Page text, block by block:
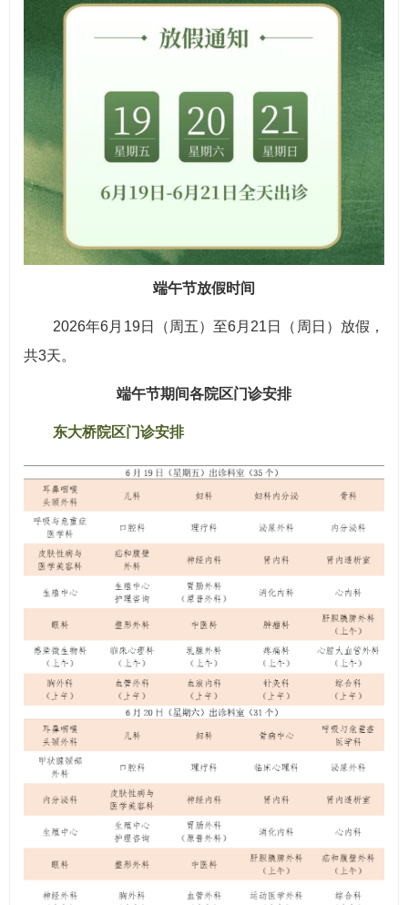
端午节放假时间
2026年6月19日（周五）至6月21日（周日）放假，
共3天。
端午节期间各院区门诊安排
东大桥院区门诊安排